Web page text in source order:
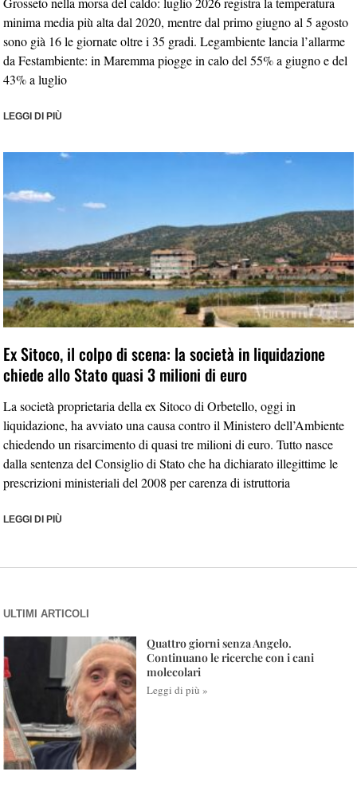
minima media più alta dal 2020, mentre dal primo giugno al 5 agosto
sono già 16 le giornate oltre i 35 gradi. Legambiente lancia l’allarme
da Festambiente: in Maremma piogge in calo del 55% a giugno e del
43% a luglio
LEGGI DI PIÙ
Ex Sitoco, il colpo di scena: la società in liquidazione
chiede allo Stato quasi 3 milioni di euro
La società proprietaria della ex Sitoco di Orbetello, oggi in
liquidazione, ha avviato una causa contro il Ministero dell’Ambiente
chiedendo un risarcimento di quasi tre milioni di euro. Tutto nasce
dalla sentenza del Consiglio di Stato che ha dichiarato illegittime le
prescrizioni ministeriali del 2008 per carenza di istruttoria
LEGGI DI PIÙ
ULTIMI ARTICOLI
Quattro giorni senza Angelo.
Continuano le ricerche con i cani
molecolari
Leggi di più »